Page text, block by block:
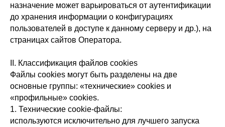
назначение может варьироваться от аутентификации
до хранения информации о конфигурациях
пользователей в доступе к данному серверу и др.), на
страницах сайтов Оператора.
II. Классификация файлов cookies
Файлы cookies могут быть разделены на две
основные группы: «технические» cookies и
«профильные» cookies.
1. Технические cookie-файлы:
используются исключительно для лучшего запуска